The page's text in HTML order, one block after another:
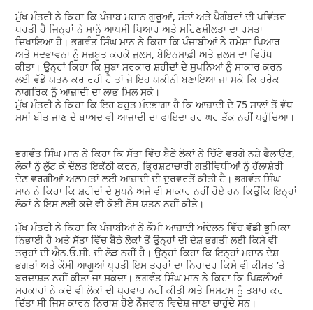
ਮੁੱਖ ਮੰਤਰੀ ਨੇ ਕਿਹਾ ਕਿ ਪੰਜਾਬ ਮਹਾਨ ਗੁਰੂਆਂ, ਸੰਤਾਂ ਅਤੇ ਪੈਗੰਬਰਾਂ ਦੀ ਪਵਿੱਤਰ
ਧਰਤੀ ਹੈ ਜਿਨ੍ਹਾਂ ਨੇ ਸਾਨੂੰ ਆਪਸੀ ਪਿਆਰ ਅਤੇ ਸਹਿਣਸ਼ੀਲਤਾ ਦਾ ਰਸਤਾ
ਦਿਖਾਇਆ ਹੈ। ਭਗਵੰਤ ਸਿੰਘ ਮਾਨ ਨੇ ਕਿਹਾ ਕਿ ਪੰਜਾਬੀਆਂ ਨੇ ਹਮੇਸ਼ਾ ਪਿਆਰ
ਅਤੇ ਸਦਭਾਵਨਾ ਨੂੰ ਮਜ਼ਬੂਤ ਕਰਕੇ ਜ਼ੁਲਮ, ਬੇਇਨਸਾਫ਼ੀ ਅਤੇ ਜ਼ੁਲਮ ਦਾ ਵਿਰੋਧ
ਕੀਤਾ। ਉਨ੍ਹਾਂ ਕਿਹਾ ਕਿ ਸੂਬਾ ਸਰਕਾਰ ਸ਼ਹੀਦਾਂ ਦੇ ਸੁਪਨਿਆਂ ਨੂੰ ਸਾਕਾਰ ਕਰਨ
ਲਈ ਵੱਡੇ ਯਤਨ ਕਰ ਰਹੀ ਹੈ ਤਾਂ ਜੋ ਇਹ ਯਕੀਨੀ ਬਣਾਇਆ ਜਾ ਸਕੇ ਕਿ ਹਰੇਕ
ਨਾਗਰਿਕ ਨੂੰ ਆਜ਼ਾਦੀ ਦਾ ਲਾਭ ਮਿਲ ਸਕੇ।
ਮੁੱਖ ਮੰਤਰੀ ਨੇ ਕਿਹਾ ਕਿ ਇਹ ਬਹੁਤ ਮੰਦਭਾਗਾ ਹੈ ਕਿ ਆਜ਼ਾਦੀ ਦੇ 75 ਸਾਲਾਂ ਤੋਂ ਵੱਧ
ਸਮਾਂ ਬੀਤ ਜਾਣ ਦੇ ਬਾਅਦ ਵੀ ਆਜ਼ਾਦੀ ਦਾ ਫਾਇਦਾ ਹਰ ਘਰ ਤੱਕ ਨਹੀਂ ਪਹੁੰਚਿਆ।
ਭਗਵੰਤ ਸਿੰਘ ਮਾਨ ਨੇ ਕਿਹਾ ਕਿ ਸੱਤਾ ਵਿੱਚ ਬੈਠੇ ਲੋਕਾਂ ਨੇ ਚਿੱਟੇ ਵਰਗੇ ਨਸ਼ੇ ਫੈਲਾਉਣ,
ਲੋਕਾਂ ਨੂੰ ਲੁੱਟ ਕੇ ਦੌਲਤ ਇਕੱਠੀ ਕਰਨ, ਭ੍ਰਿਸ਼ਟਾਚਾਰੀ ਗਤੀਵਿਧੀਆਂ ਨੂੰ ਹੱਲਾਸ਼ੇਰੀ
ਦੇਣ ਵਰਗੀਆਂ ਅਲਾਮਤਾਂ ਲਈ ਆਜ਼ਾਦੀ ਦੀ ਦੁਰਵਰਤੋਂ ਕੀਤੀ ਹੈ। ਭਗਵੰਤ ਸਿੰਘ
ਮਾਨ ਨੇ ਕਿਹਾ ਕਿ ਸ਼ਹੀਦਾਂ ਦੇ ਸੁਪਨੇ ਅਜੇ ਵੀ ਸਾਕਾਰ ਨਹੀਂ ਹੋਏ ਹਨ ਕਿਉਂਕਿ ਇਨ੍ਹਾਂ
ਲੋਕਾਂ ਨੇ ਇਸ ਲਈ ਕਦੇ ਵੀ ਕੋਈ ਠੋਸ ਯਤਨ ਨਹੀਂ ਕੀਤੇ।
ਮੁੱਖ ਮੰਤਰੀ ਨੇ ਕਿਹਾ ਕਿ ਪੰਜਾਬੀਆਂ ਨੇ ਕੌਮੀ ਆਜ਼ਾਦੀ ਅੰਦੋਲਨ ਵਿੱਚ ਵੱਡੀ ਭੂਮਿਕਾ
ਨਿਭਾਈ ਹੈ ਅਤੇ ਸੱਤਾ ਵਿੱਚ ਬੈਠੇ ਲੋਕਾਂ ਤੋਂ ਉਨ੍ਹਾਂ ਦੀ ਦੇਸ਼ ਭਗਤੀ ਲਈ ਕਿਸੇ ਵੀ
ਤਰ੍ਹਾਂ ਦੀ ਐਨ.ਓ.ਸੀ. ਦੀ ਲੋੜ ਨਹੀਂ ਹੈ। ਉਨ੍ਹਾਂ ਕਿਹਾ ਕਿ ਇਨ੍ਹਾਂ ਮਹਾਨ ਦੇਸ਼
ਭਗਤਾਂ ਅਤੇ ਕੌਮੀ ਆਗੂਆਂ ਪ੍ਰਤੀ ਇਸ ਤਰ੍ਹਾਂ ਦਾ ਨਿਰਾਦਰ ਕਿਸੇ ਵੀ ਕੀਮਤ 'ਤੇ
ਬਰਦਾਸ਼ਤ ਨਹੀਂ ਕੀਤਾ ਜਾ ਸਕਦਾ। ਭਗਵੰਤ ਸਿੰਘ ਮਾਨ ਨੇ ਕਿਹਾ ਕਿ ਪਿਛਲੀਆਂ
ਸਰਕਾਰਾਂ ਨੇ ਕਦੇ ਵੀ ਲੋਕਾਂ ਦੀ ਪ੍ਰਵਾਹ ਨਹੀਂ ਕੀਤੀ ਅਤੇ ਸਿਸਟਮ ਨੂੰ ਤਬਾਹ ਕਰ
ਦਿੱਤਾ ਸੀ ਜਿਸ ਕਾਰਨ ਨਿਰਾਸ਼ ਹੋਏ ਨੌਜਵਾਨ ਵਿਦੇਸ਼ ਜਾਣਾ ਚਾਹੁੰਦੇ ਸਨ।